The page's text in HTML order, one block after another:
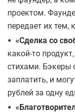
проектом.
передает их тем,
• «Сделка со
какой-то
стихами. Бэкеры
заплатить, и
рублей за одну
•